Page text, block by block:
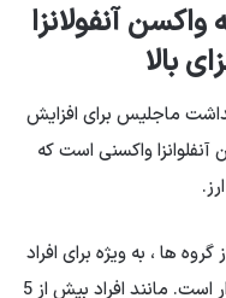
آنفولانزا
بالا
ماجلیس برای افزایش
واکسنی است که
ها ، به ویژه برای افراد
دارای ریسک بالا از اهمیت اساسی برخوردار است. مانند افراد بیش از 5